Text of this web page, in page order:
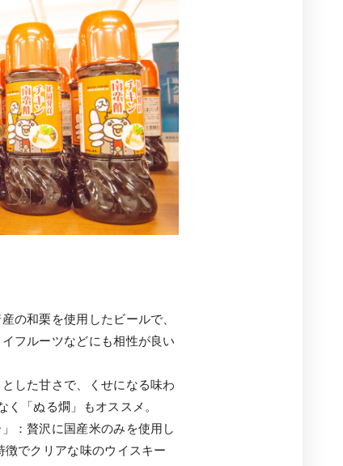
の和栗を使用したビールで、
フルーツなどにも相性が良い
した甘さで、くせになる味わ
「ぬる燗」もオススメ。
：贅沢に国産米のみを使用し
でクリアな味のウイスキー